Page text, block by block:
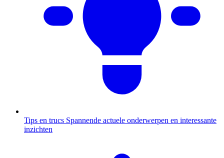
Tips en trucs Spannende actuele onderwerpen en interessante
inzichten